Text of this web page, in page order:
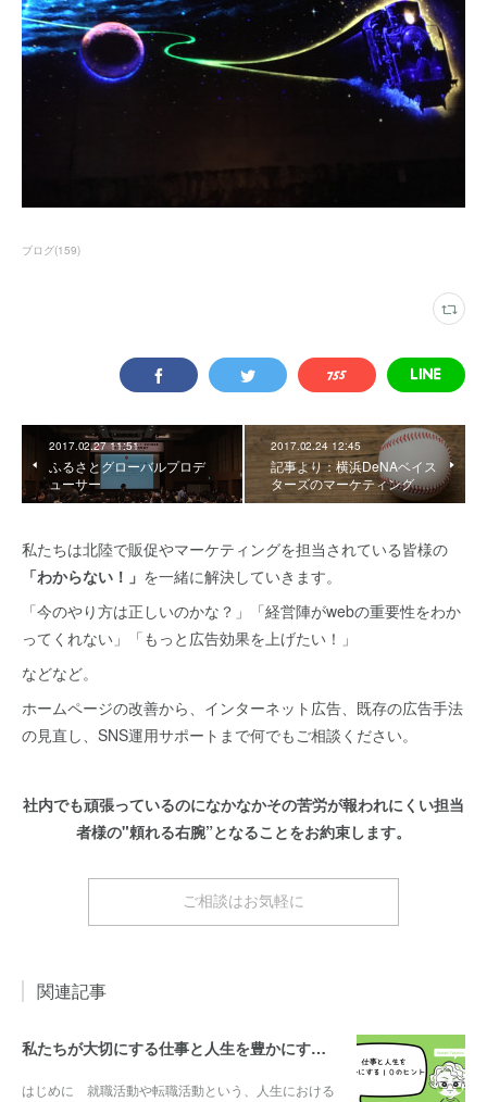
ブログ(159)
2017.02.27 11:51
ふるさとグローバルプロデ
ューサー
2017.02.24 12:45
記事より：横浜DeNAベイス
ターズのマーケティング
私たちは北陸で販促やマーケティングを担当されている皆様の
「わからない！」 を一緒に解決していきます。
「今のやり方は正しいのかな？」「経営陣がwebの重要性をわか
ってくれない」「もっと広告効果を上げたい！」
などなど。
ホームページの改善から、インターネット広告、既存の広告手法
の見直し、SNS運用サポートまで何でもご相談ください。
社内でも頑張っているのになかなかその苦労が報われにくい担当
者様の"頼れる右腕”となることをお約束します。
ご相談はお気軽に
関連記事
私たちが大切にする仕事と人生を豊かにする10のヒント
はじめに 就職活動や転職活動という、人生における